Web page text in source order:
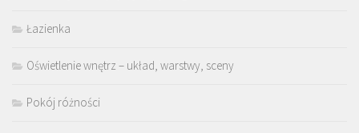
Łazienka
Oświetlenie wnętrz – układ, warstwy, sceny
Pokój różności